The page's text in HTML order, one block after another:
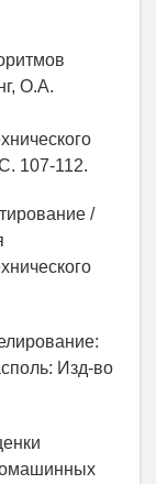
О.А.
107-112.
/
Изд-во